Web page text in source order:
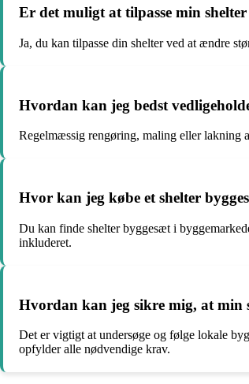
Er det muligt at tilpasse min
Ja, du kan tilpasse din shelter ved at ændre
Hvordan kan jeg bedst
Regelmæssig rengøring, maling eller lakning
Hvor kan jeg købe et shelter
Du kan finde shelter byggesæt i
inkluderet.
Hvordan kan jeg sikre mig, at min
Det er vigtigt at undersøge og følge lokale
opfylder alle nødvendige krav.